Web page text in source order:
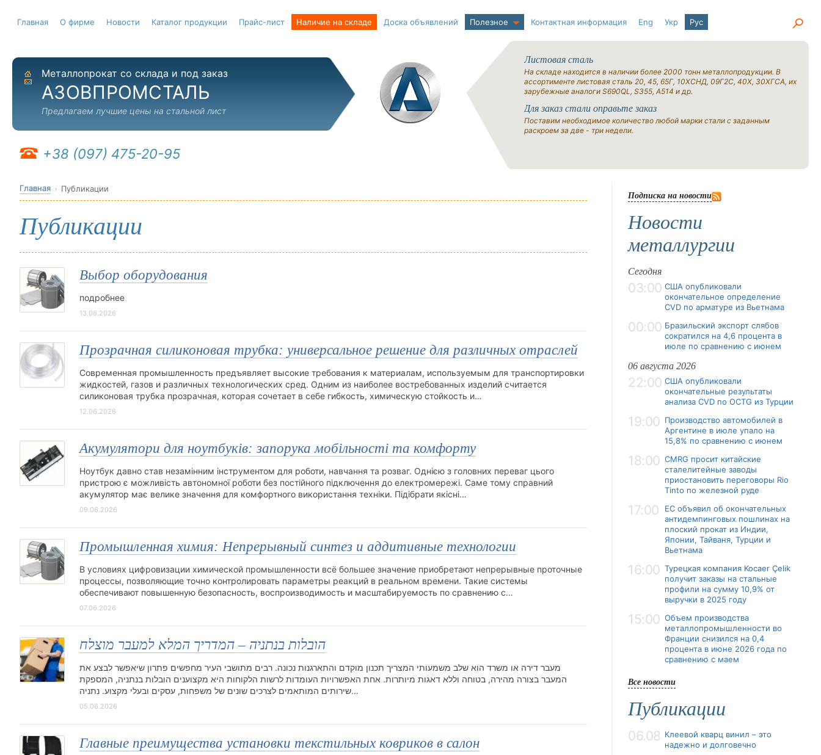
Главная О фирме Новости Каталог продукции Прайс-лист Наличие на складе Доска объявлений Полезное Контактная информация Eng Укр Рус
На главную
Отправить письмо
Металлопрокат со склада и под заказ
АЗОВПРОМСТАЛЬ
Предлагаем лучшие цены на стальной лист
+38 (097) 475-20-95
Листовая сталь
На складе находится в наличии более 2000 тонн металлопродукции. В
ассортименте листовая сталь 20, 45, 65Г, 10ХСНД, 09Г2С, 40Х, 30ХГСА, их
зарубежные аналоги S690QL, S355, A514 и др.
Для заказ стали оправьте заказ
Поставим необходимое количество любой марки стали с заданным
раскроем за две - три недели.
Главная Публикации
Публикации
Выбор оборудования
подробнее
13.06.2026
Прозрачная силиконовая трубка: универсальное решение для различных отраслей
Современная промышленность предъявляет высокие требования к материалам, используемым для транспортировки
жидкостей, газов и различных технологических сред. Одним из наиболее востребованных изделий считается
силиконовая трубка прозрачная, которая сочетает в себе гибкость, химическую стойкость и…
12.06.2026
Акумулятори для ноутбуків: запорука мобільності та комфорту
Ноутбук давно став незамінним інструментом для роботи, навчання та розваг. Однією з головних переваг цього
пристрою є можливість автономної роботи без постійного підключення до електромережі. Саме тому справний
акумулятор має велике значення для комфортного використання техніки. Підібрати якісні…
09.06.2026
Промышленная химия: Непрерывный синтез и аддитивные технологии
В условиях цифровизации химической промышленности всё большее значение приобретают непрерывные проточные
процессы, позволяющие точно контролировать параметры реакций в реальном времени. Такие системы
обеспечивают повышенную безопасность, воспроизводимость и масштабируемость по сравнению с…
07.06.2026
הובלות בנתניה – המדריך המלא למעבר מוצלח
מעבר דירה או משרד הוא שלב משמעותי המצריך תכנון מוקדם והתארגנות נכונה. רבים מתושבי העיר מחפשים פתרון שיאפשר לבצע את
המעבר בצורה מהירה, בטוחה וללא דאגות מיותרות. אחת האפשרויות העומדות לרשות הלקוחות היא מקצוענים הובלות בנתניה, המספקת
שירותים המותאמים לצרכים שונים של משפחות, עסקים ובעלי מקצוע. נתניה…
05.06.2026
Главные преимущества установки текстильных ковриков в салон
Подписка на новости
Новости
металлургии
Сегодня
03:00 США опубликовали
окончательное определение
CVD по арматуре из Вьетнама
00:00 Бразильский экспорт слябов
сократился на 4,6 процента в
июле по сравнению с июнем
06 августа 2026
22:00 США опубликовали
окончательные результаты
анализа CVD по OCTG из Турции
19:00 Производство автомобилей в
Аргентине в июле упало на
15,8% по сравнению с июнем
18:00 CMRG просит китайские
сталелитейные заводы
приостановить переговоры Rio
Tinto по железной руде
17:00
ЕС объявил об окончательных
антидемпинговых пошлинах на
плоский прокат из Индии,
Японии, Тайваня, Турции и
Вьетнама
16:00 Турецкая компания Kocaer Çelik
получит заказы на стальные
профили на сумму 10,9% от
выручки в 2025 году
15:00 Объем производства
металлопромышленности во
Франции снизился на 0,4
процента в июне 2026 года по
сравнению с маем
Все новости
Публикации
06.08 Клеевой кварц винил – это
надежно и долговечно